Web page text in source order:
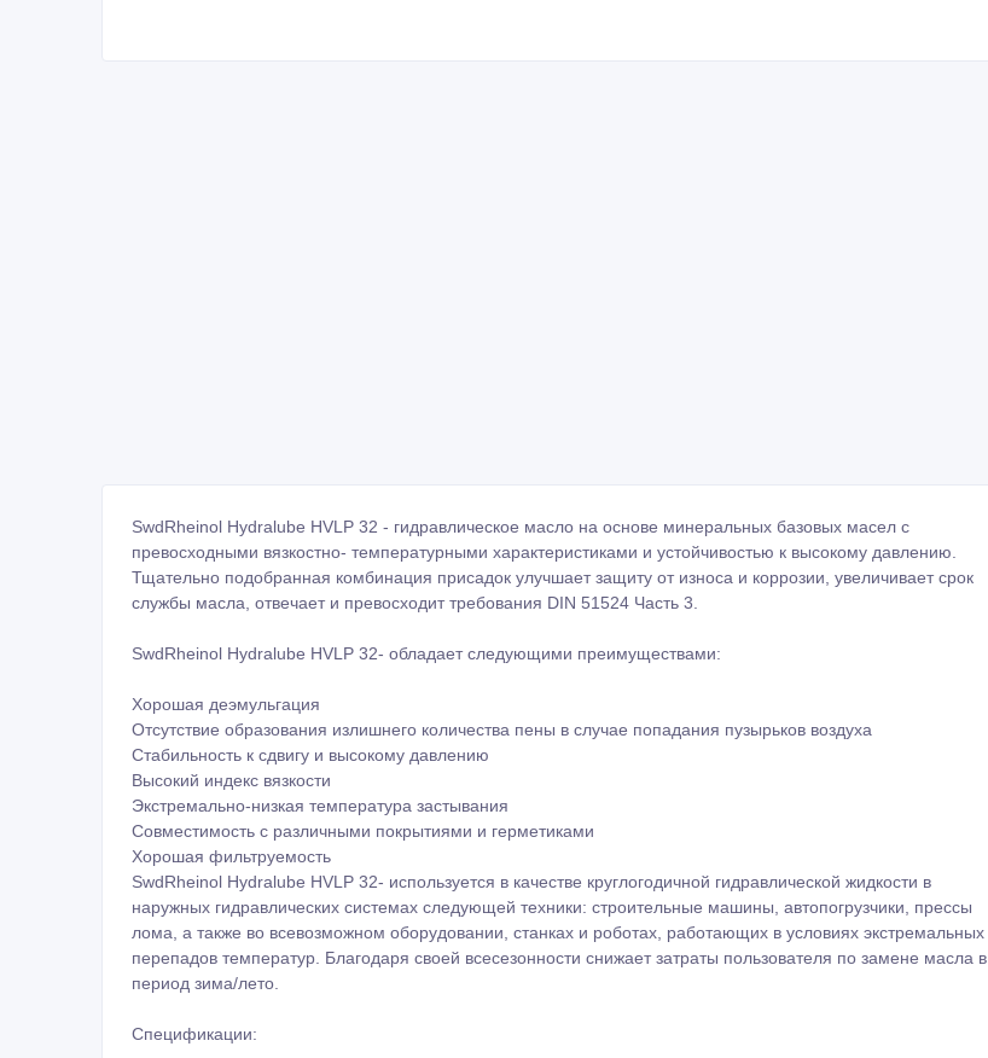
SwdRheinol Hydralube HVLP 32 - гидравлическое масло на основе минеральных базовых масел с
превосходными вязкостно- температурными характеристиками и устойчивостью к высокому давлению.
Тщательно подобранная комбинация присадок улучшает защиту от износа и коррозии, увеличивает срок
службы масла, отвечает и превосходит требования DIN 51524 Часть 3.
SwdRheinol Hydralube HVLP 32- обладает следующими преимуществами:
Хорошая деэмульгация
Отсутствие образования излишнего количества пены в случае попадания пузырьков воздуха
Стабильность к сдвигу и высокому давлению
Высокий индекс вязкости
Экстремально-низкая температура застывания
Совместимость с различными покрытиями и герметиками
Хорошая фильтруемость
SwdRheinol Hydralube HVLP 32- используется в качестве круглогодичной гидравлической жидкости в
наружных гидравлических системах следующей техники: строительные машины, автопогрузчики, прессы
лома, а также во всевозможном оборудовании, станках и роботах, работающих в условиях экстремальных
перепадов температур. Благодаря своей всесезонности снижает затраты пользователя по замене масла в
период зима/лето.
Спецификации: